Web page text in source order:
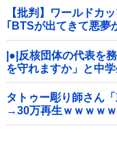
【批判】ワールドカ
｢BTSが出てきて悪夢
|●|反核団体の代表を
を守れますか」と中
タトゥー彫り師さん
→30万再生ｗｗｗｗ